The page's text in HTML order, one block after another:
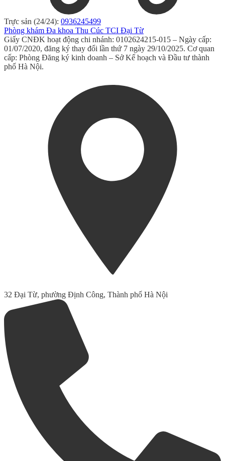
Trực sản (24/24): 0936245499
Phòng khám Đa khoa Thu Cúc TCI Đại Từ
Giấy CNĐK hoạt động chi nhánh: 0102624215-015 – Ngày cấp:
01/07/2020, đăng ký thay đổi lần thứ 7 ngày 29/10/2025. Cơ quan
cấp: Phòng Đăng ký kinh doanh – Sở Kế hoạch và Đầu tư thành
phố Hà Nội.
32 Đại Từ, phường Định Công, Thành phố Hà Nội